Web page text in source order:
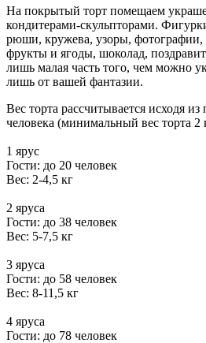
На покрытый торт помещаем
кондитерами-скульпторами.
рюши, кружева, узоры, фотографии,
фрукты и ягоды, шоколад,
лишь малая часть того, чем можно
лишь от вашей фантазии.
Вес торта рассчитывается исходя
человека (минимальный вес торта 2
1 ярус
Гости: до 20 человек
Вес: 2-4,5 кг
2 яруса
Гости: до 38 человек
Вес: 5-7,5 кг
3 яруса
Гости: до 58 человек
Вес: 8-11,5 кг
4 яруса
Гости: до 78 человек